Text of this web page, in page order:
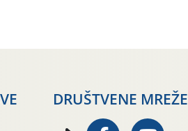
DRUŠTVENE MREŽE